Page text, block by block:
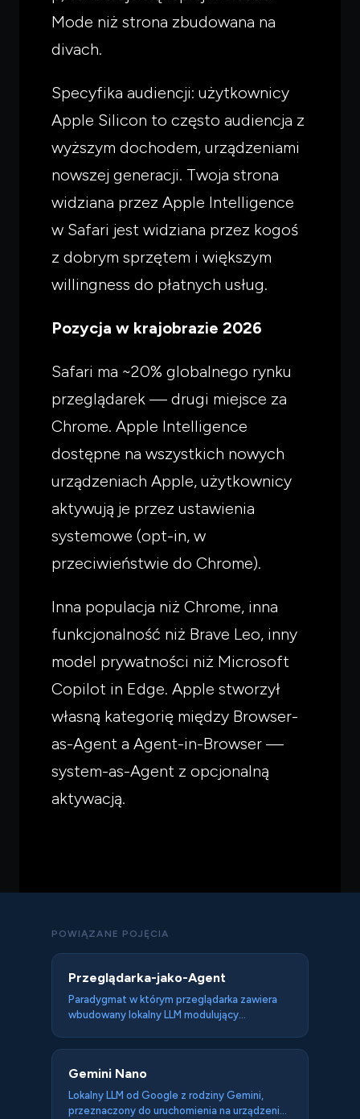
Mode niż strona zbudowana na
divach.
Specyfika audiencji: użytkownicy
Apple Silicon to często audiencja z
wyższym dochodem, urządzeniami
nowszej generacji. Twoja strona
widziana przez Apple Intelligence
w Safari jest widziana przez kogoś
z dobrym sprzętem i większym
willingness do płatnych usług.
Pozycja w krajobrazie 2026
Safari ma ~20% globalnego rynku
przeglądarek — drugi miejsce za
Chrome. Apple Intelligence
dostępne na wszystkich nowych
urządzeniach Apple, użytkownicy
aktywują je przez ustawienia
systemowe (opt-in, w
przeciwieństwie do Chrome).
Inna populacja niż Chrome, inna
funkcjonalność niż Brave Leo, inny
model prywatności niż Microsoft
Copilot in Edge. Apple stworzył
własną kategorię między Browser-
as-Agent a Agent-in-Browser —
system-as-Agent z opcjonalną
aktywacją.
POWIĄZANE POJĘCIA
Przeglądarka-jako-Agent
Paradygmat w którym przeglądarka zawiera
wbudowany lokalny LLM modulujący
Agent-in-Browser (świadomie uruchamiany
gość), Browser-as-Agent jest cały czas
obecny. Wcielenie: Chrome z Gemini Nano w
Gemini Nano
Lokalny LLM od Google z rodziny Gemini,
przeznaczony do uruchomienia na urządzeniu